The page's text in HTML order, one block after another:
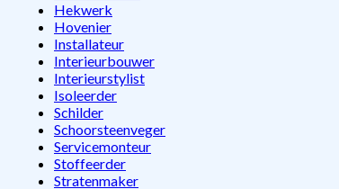
Hekwerk
Hovenier
Installateur
Interieurbouwer
Interieurstylist
Isoleerder
Schilder
Schoorsteenveger
Servicemonteur
Stoffeerder
Stratenmaker